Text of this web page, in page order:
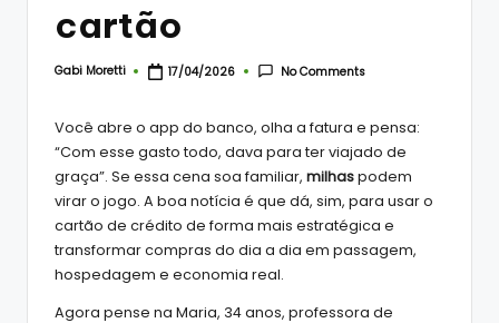
cartão
Posted
Gabi Moretti 17/04/2026 No Comments
Você abre o app do banco, olha a fatura e pensa:
“Com esse gasto todo, dava para ter viajado de
graça”. Se essa cena soa familiar, milhaspodem
virar o jogo. A boa notícia é que dá, sim, para usar o
cartão de crédito de forma mais estratégica e
transformar compras do dia a dia em passagem,
hospedagem e economia real.
Agora pense na Maria, 34 anos, professora de